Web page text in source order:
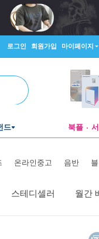
로그인 회원가입 마이페이지
드 북플
온라인중고 음반
스테디셀러 월간